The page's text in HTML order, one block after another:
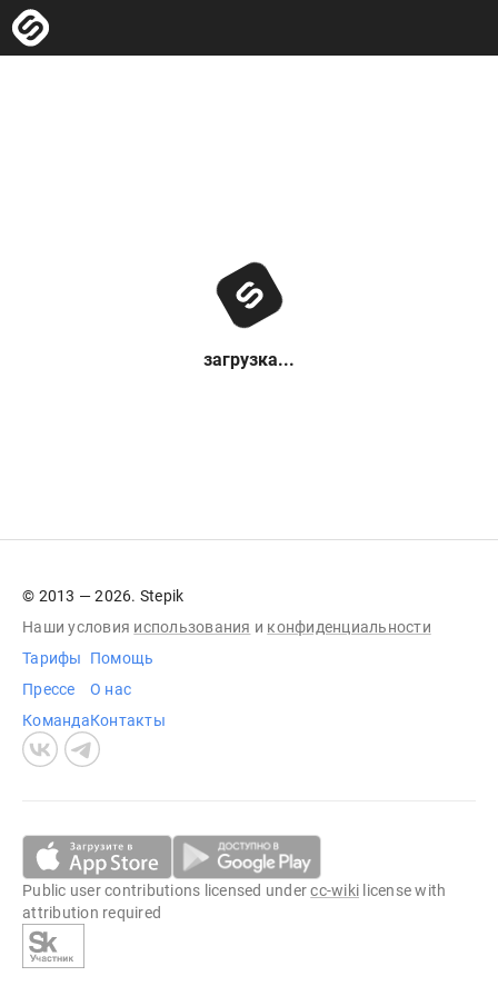
загрузка...
© 2013 — 2026. Stepik
Наши условия использования и конфиденциальности
Тарифы
Прессе
Команда
Помощь
О нас
Контакты
Public user contributions licensed undercc-wiki license with
attribution required